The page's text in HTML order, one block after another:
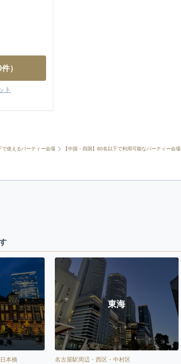
件）
ト
で使えるパーティー会場 【中国・四国】80名以下で利用可能なパーティー会場
本橋
東海
名古屋駅周辺・西区・中村区